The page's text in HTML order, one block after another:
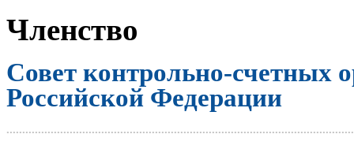
Членство
Совет контрольно-счетных
Российской Федерации